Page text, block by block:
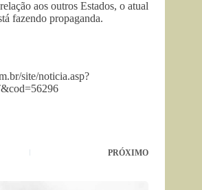
aos outros Estados, o atual
fazendo propaganda.
site/noticia.asp?
PRÓXIMO